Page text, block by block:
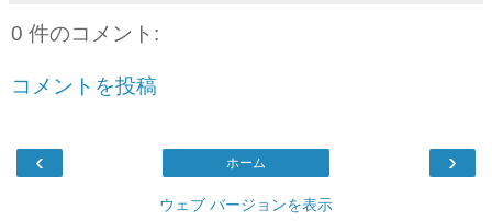
0 件のコメント:
コメントを投稿
‹ ›
ホーム
ウェブ バージョンを表示